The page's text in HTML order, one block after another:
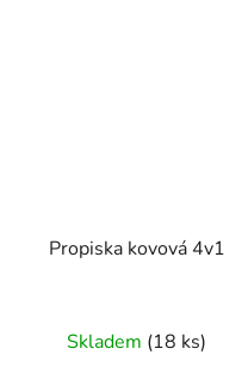
Propiska kovová 4v1
Skladem (18 ks)